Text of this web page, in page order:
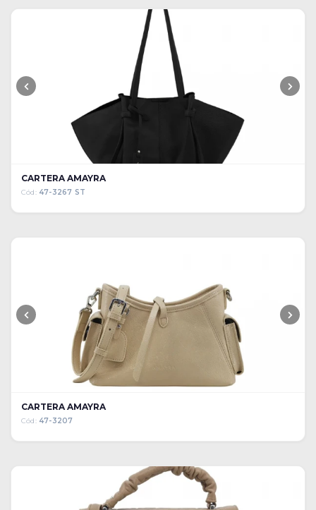
CARTERA AMAYRA
Cód: 47-3267 ST
CARTERA AMAYRA
Cód: 47-3207